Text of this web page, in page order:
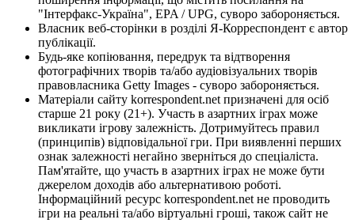
"Інтерфакс-Україна", EPA / UPG, суворо забороняється.
Власник веб-сторінки в розділі Я-Корреспондент є автор
публікації.
Будь-яке копіювання, передрук та відтворення
фотографічних творів та/або аудіовізуальних творів
правовласника Getty Images - суворо забороняється.
Матеріали сайту korrespondent.net призначені для осіб
старше 21 року (21+). Участь в азартних іграх може
викликати ігрову залежність. Дотримуйтесь правил
(принципів) відповідальної гри. При виявленні перших
ознак залежності негайно зверніться до спеціаліста.
Пам'ятайте, що участь в азартних іграх не може бути
джерелом доходів або альтернативою роботі.
Інформаційний ресурс korrespondent.net не проводить
ігри на реальні та/або віртуальні гроші, також сайт не